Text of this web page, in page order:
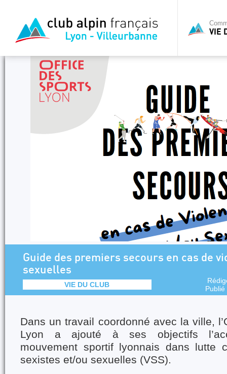
VIE
Guide des premiers secours en cas de
sexuelles
VIE DU CLUB
Dans un travail coordonné avec la ville,
Lyon a ajouté à ses objectifs
mouvement sportif lyonnais dans lutte
sexistes et/ou sexuelles (VSS).